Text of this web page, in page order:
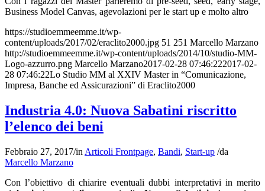
Business Model Canvas, agevolazioni per le start up e molto altro
https://studioemmeemme.it/wp-
content/uploads/2017/02/eraclito2000.jpg 51 251 Marcello Marzano
http://studioemmeemme.it/wp-content/uploads/2014/10/studio-MM-
Logo-azzurro.png Marcello Marzano2017-02-28 07:46:222017-02-
28 07:46:22Lo Studio MM al XXIV Master in “Comunicazione,
Impresa, Banche ed Assicurazioni” di Eraclito2000
Industria 4.0: Nuova Sabatini riscritto
l’elenco dei beni
Febbraio 27, 2017/in Articoli Frontpage, Bandi, Start-up /da
Marcello Marzano
Con l’obiettivo di chiarire eventuali dubbi interpretativi in merito